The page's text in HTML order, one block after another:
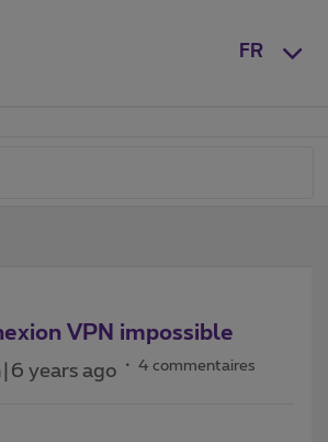
FR
VPN impossible
years ago 4 commentaires